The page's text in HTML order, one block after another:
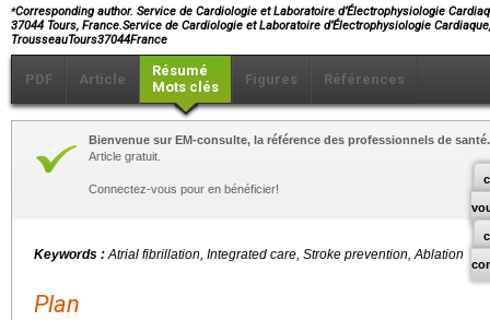
⁎Corresponding author. Service de Cardiologie et Laboratoire d’Électrophysiologie
37044 Tours, France.Service de Cardiologie et Laboratoire d’Électrophysiologie
TrousseauTours37044France
PDF Article
Résumé
Mots clés
Figures Références
Bienvenue sur EM-consulte, la référence des professionnels de santé.
Article gratuit.
Connectez-vous pour en bénéficier!
Keywords :Atrial fibrillation, Integrated care, Stroke prevention, Ablation
Plan